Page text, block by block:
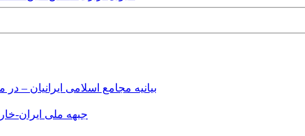
بیانیه مجامع اسلامی ایرانیان
جبهه ملی ایران-